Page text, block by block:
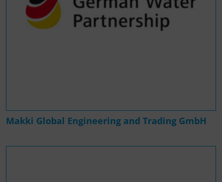
Makki Global Engineering and Trading GmbH